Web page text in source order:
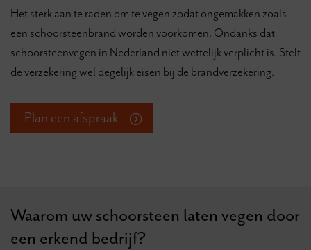
Het sterk aan te raden om te vegen zodat ongemakken zoals
een schoorsteenbrand worden voorkomen. Ondanks dat
schoorsteenvegen in Nederland niet wettelijk verplicht is. Stelt
de verzekering wel degelijk eisen bij de brandverzekering.
Plan een afspraak
Waarom uw schoorsteen laten vegen door
een erkend bedrijf?